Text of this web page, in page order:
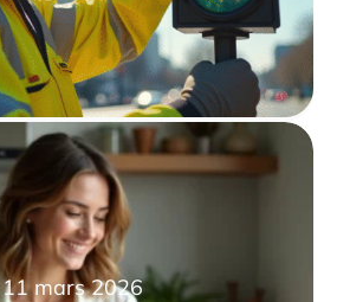
11 mars 2026